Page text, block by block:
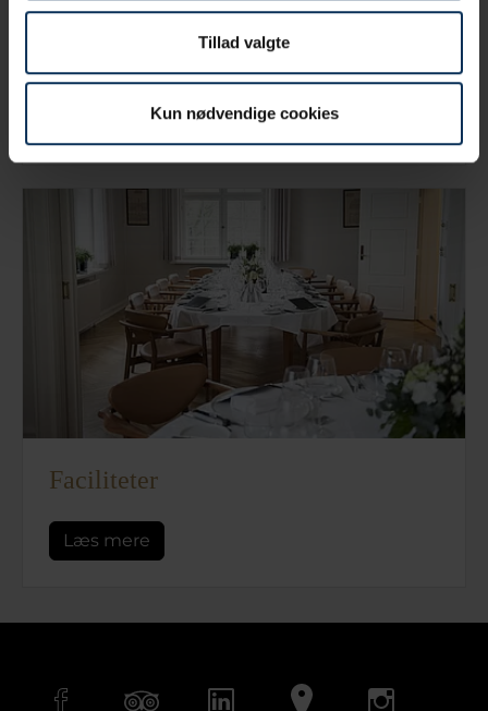
Tillad valgte
Kun nødvendige cookies
Selskabsmenuer
Faciliteter
Læs mere